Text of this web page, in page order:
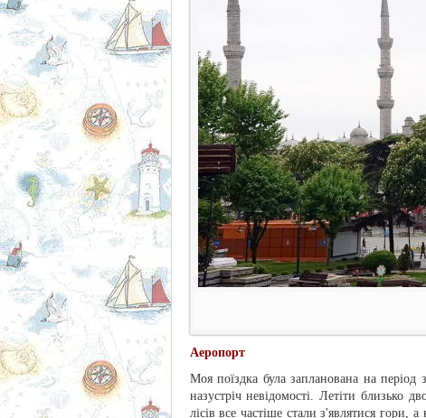
Аеропорт
Моя поїздка була запланована на
назустріч невідомості. Летіти близько
лісів все частіше стали з'являтися